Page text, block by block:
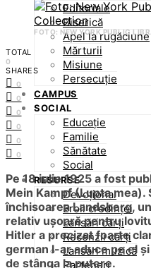
Editoriale
Biserică
Apel la rugăciune
Mărturii
Misiune
Persecuție
CAMPUS
SOCIAL
Educație
Familie
Sănătate
Social
RESURSE
Devoțional
Eroii credinței
Lansări cărți
Recenzii cărți
Lansări muzică
Parteneri
FOTO: NEW YORK PUBLIC
TOTAL
0
SHARES
0
0
0
0
0
0
Pe 18 iulie 1925 a fost
Mein Kampf (Lupta mea).
închisoarea Landsberg,
relativ ușoară pentru
Hitler a precizat foarte
german l-ar aduce pe el
de stânga la putere.